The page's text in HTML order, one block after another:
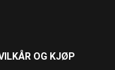
OG KJØP